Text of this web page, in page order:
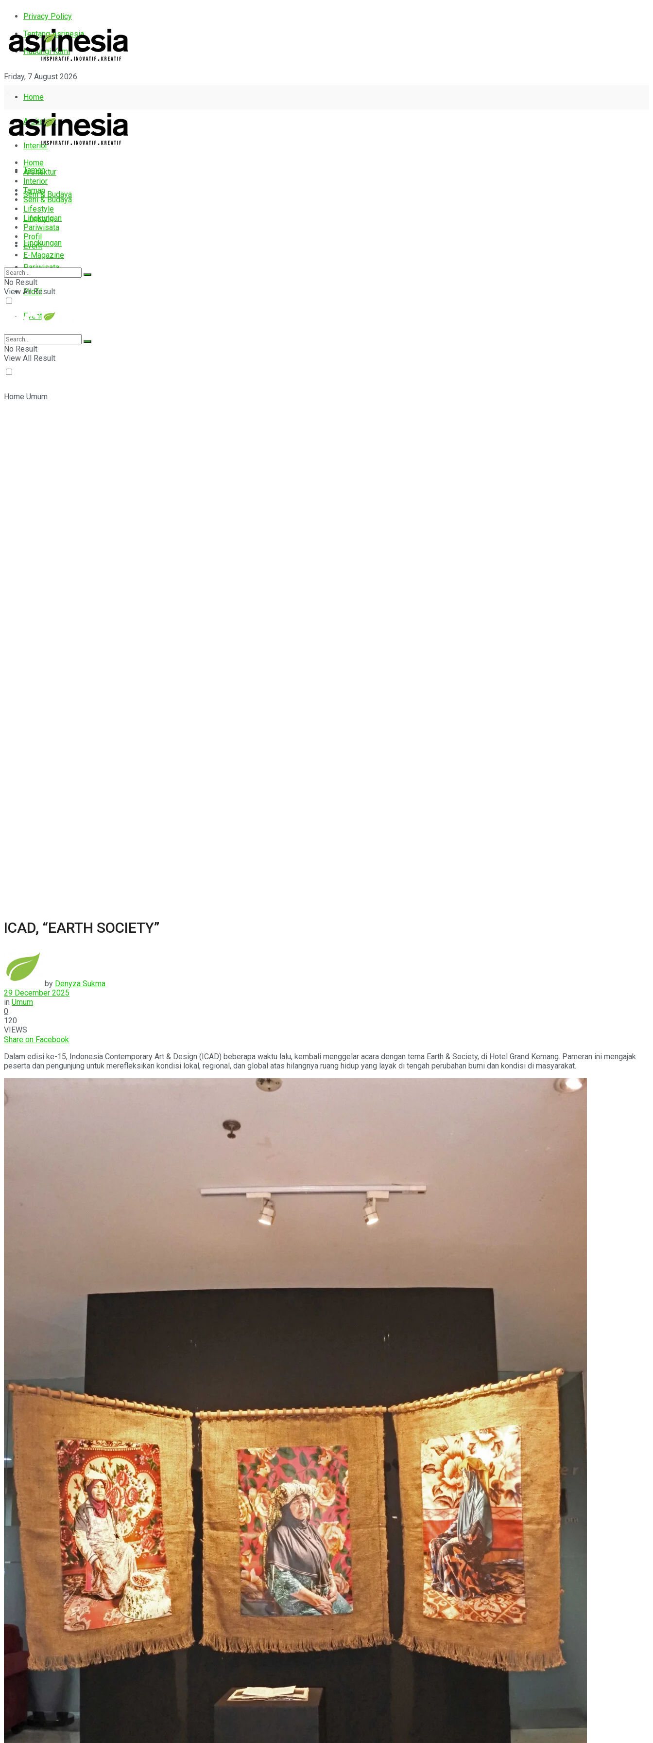
Privacy Policy
Tentang Asrinesia
Hubungi Kami
Friday, 7 August 2026
Home
Arsitektur
Interior
Taman
Seni & Budaya
Lifestyle
Lingkungan
Pariwisata
Profil
Event
E-Magazine
Home
Arsitektur
Interior
Taman
Seni & Budaya
Lifestyle
Lingkungan
Pariwisata
Profil
Event
E-Magazine
No Result
View All Result
No Result
View All Result
Home Umum
ICAD, “EARTH SOCIETY”
by Denyza Sukma
29 December 2025
in Umum
0
120
VIEWS
Share on Facebook
Dalam edisi ke-15, Indonesia Contemporary Art & Design (ICAD) beberapa waktu lalu, kembali menggelar acara dengan tema Earth & Society, di Hotel Grand Kemang. Pameran ini mengajak
peserta dan pengunjung untuk merefleksikan kondisi lokal, regional, dan global atas hilangnya ruang hidup yang layak di tengah perubahan bumi dan kondisi di masyarakat.